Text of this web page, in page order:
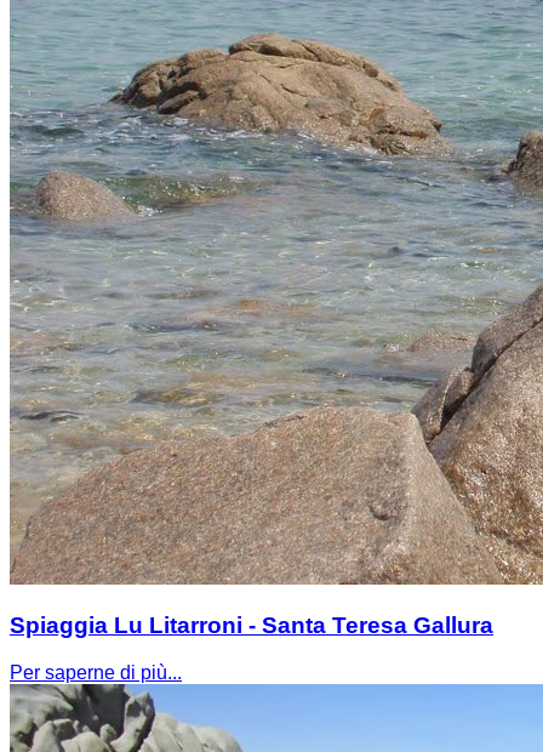
Spiaggia Lu Litarroni - Santa Teresa Gallura
Per saperne di più...